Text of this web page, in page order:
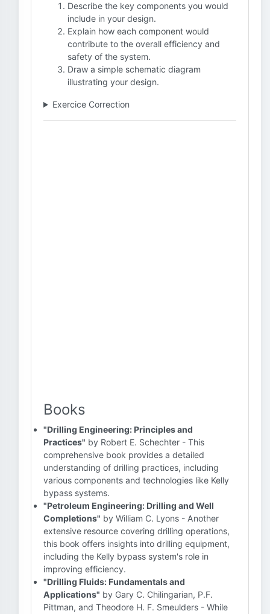
Describe the key components you would
include in your design.
Explain how each component would
contribute to the overall efficiency and
safety of the system.
Draw a simple schematic diagram
illustrating your design.
Exercice Correction
Books
"Drilling Engineering: Principles and
Practices" by Robert E. Schechter - This
comprehensive book provides a detailed
understanding of drilling practices, including
various components and technologies like Kelly
bypass systems.
"Petroleum Engineering: Drilling and Well
Completions" by William C. Lyons - Another
extensive resource covering drilling operations,
this book offers insights into drilling equipment,
including the Kelly bypass system's role in
improving efficiency.
"Drilling Fluids: Fundamentals and
Applications" by Gary C. Chilingarian, P.F.
Pittman, and Theodore H. F. Smeulders - While